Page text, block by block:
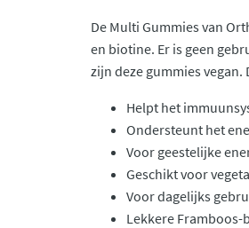
De Multi Gummies van
en biotine. Er is geen
zijn deze gummies
Helpt het
Ondersteunt het
Voor geestelijke
Geschikt voor
Voor dagelijks
Lekkere Framboos-